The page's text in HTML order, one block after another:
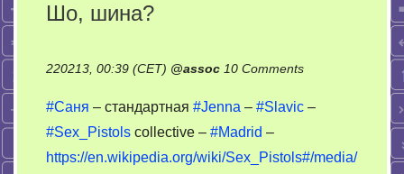
Шо, шина?
220213, 00:39 (CET) @assoc 10 Commentson
шина?
#Саня – стандартная #Jenna – #Slavic –
#Sex_Pistols collective – #Madrid –
https://en.wikipedia.org/wiki/Sex_Pistols#/media/